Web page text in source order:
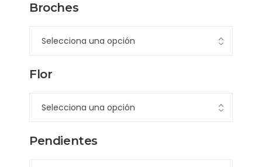
Broches
Flor
Pendientes